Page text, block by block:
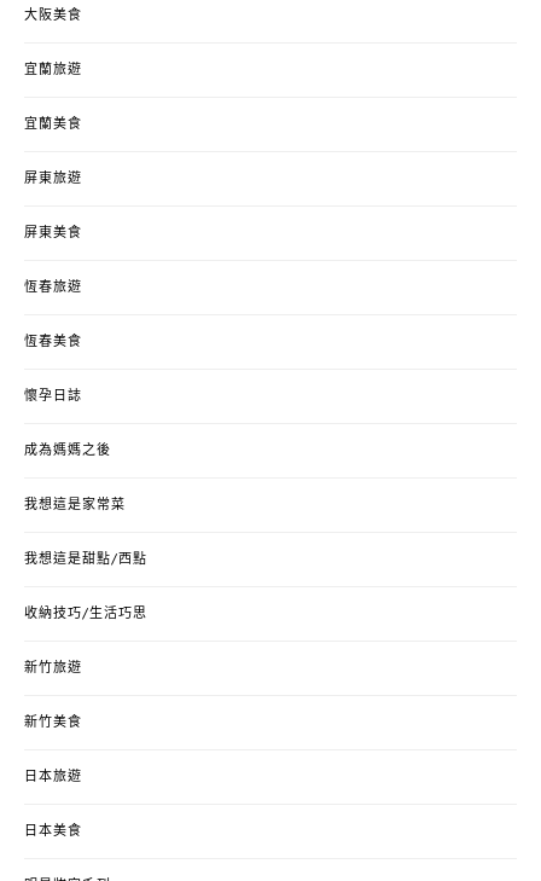
大阪美食
宜蘭旅遊
宜蘭美食
屏東旅遊
屏東美食
恆春旅遊
恆春美食
懷孕日誌
成為媽媽之後
我想這是家常菜
我想這是甜點/西點
收納技巧/生活巧思
新竹旅遊
新竹美食
日本旅遊
日本美食